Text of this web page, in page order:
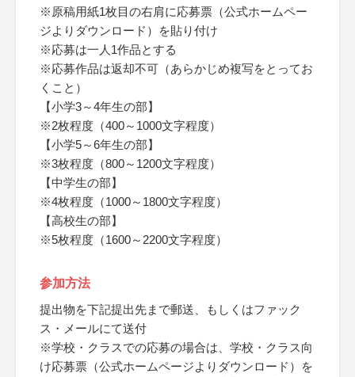
※原稿用紙1枚目の右肩に応募票（公式ホームペー
ジよりダウンロード）を貼り付け
※応募は一人1作品とする
※応募作品は返却不可（あらかじめ複写をとってお
くこと）
【小学3～4年生の部】
※2枚程度（400～1000文字程度）
【小学5～6年生の部】
※3枚程度（800～1200文字程度）
【中学生の部】
※4枚程度（1000～1800文字程度）
【高校生の部】
※5枚程度（1600～2200文字程度）
参加方法
提出物を下記提出先まで郵送、もしくはファック
ス・メールにて送付
※学校・クラスでの応募の場合は、学校・クラス向
け応募票（公式ホームページよりダウンロード）を